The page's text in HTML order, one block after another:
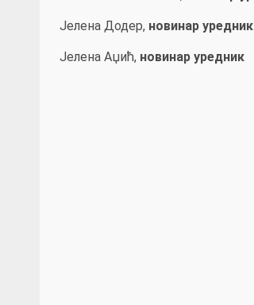
Јелена Додер, новинар уредник
Јелена Аџић, новинар уредник